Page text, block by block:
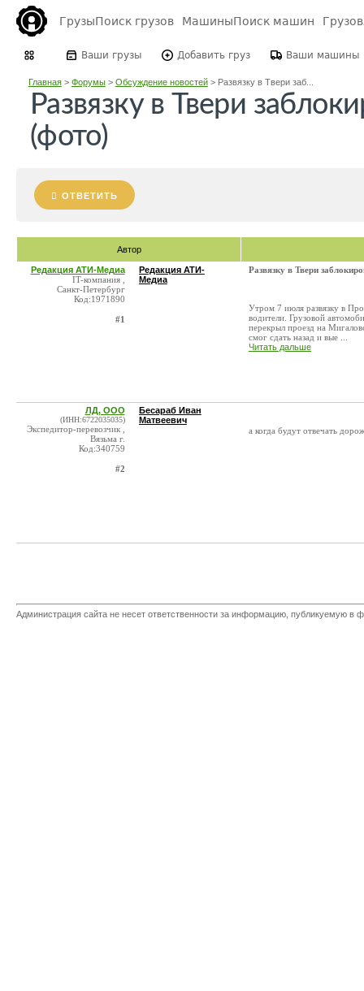
ГрузыПоиск грузов МашиныПоиск машин
Ваши грузы Добавить груз Ваши машины
Главная> Форумы> Обсуждение новостей> Развязку в Твери заб...
Развязку в Твери
(фото)
ОТВЕТИТЬ
Автор
Редакция АТИ-Медиа
IT-компания ,
Санкт-Петербург
Код:1971890
#1
Редакция АТИ-
Медиа
Развязку в Твери
Утром 7 июля развязку в
водители. Грузовой
перекрыл проезд на
смог сдать назад и вые ...
Читать дальше
ЛД, ООО
(ИНН:6722035035)
Экспедитор-перевозчик ,
Вязьма г.
Код:340759
#2
Бесараб Иван
Матвеевич
а когда будут отвечать
Администрация сайта не несет ответственности за информацию, публикуемую